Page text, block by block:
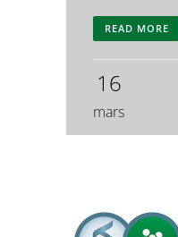
READ MORE
16
mars